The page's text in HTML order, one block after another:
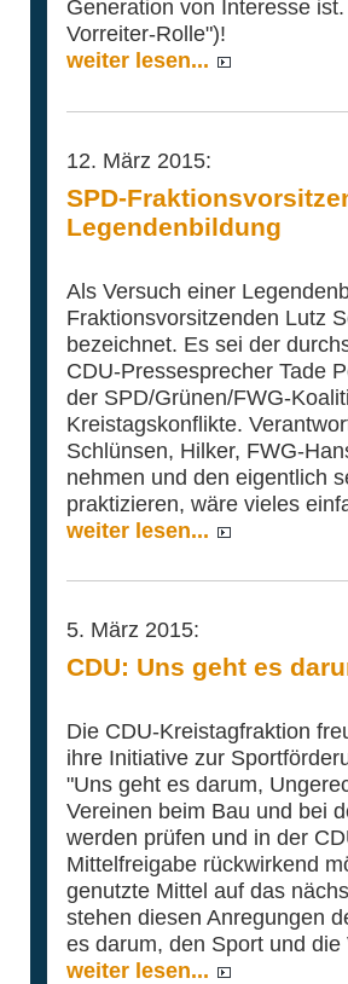
Generation von Interesse
Vorreiter-Rolle")!
weiter lesen...
12. März 2015:
SPD-
Legendenbildung
Als Versuch einer
Fraktionsvorsitzenden Lutz
bezeichnet. Es sei der
CDU-Pressesprecher Tade
der SPD/Grünen/FWG-
Kreistagskonflikte.
Schlünsen, Hilker, FWG-
nehmen und den eigentlich
praktizieren, wäre vieles
weiter lesen...
5. März 2015:
CDU: Uns geht es
Die CDU-Kreistagfraktion
ihre Initiative zur
"Uns geht es darum,
Vereinen beim Bau und bei
werden prüfen und in der
Mittelfreigabe rückwirkend
genutzte Mittel auf das
stehen diesen Anregungen
es darum, den Sport und
weiter lesen...